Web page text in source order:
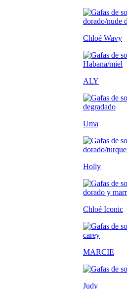
Chloé Wavy
ALY
Uma
Holly
Chloé Iconic
MARCIE
Judy